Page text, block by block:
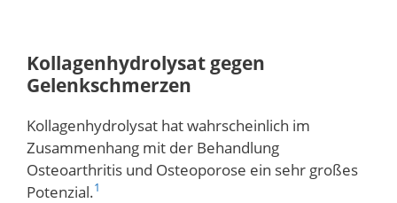
Kollagenhydrolysat gegen
Gelenkschmerzen
Kollagenhydrolysat hat wahrscheinlich im
Zusammenhang mit der Behandlung
Osteoarthritis und Osteoporose ein sehr großes
Potenzial.1